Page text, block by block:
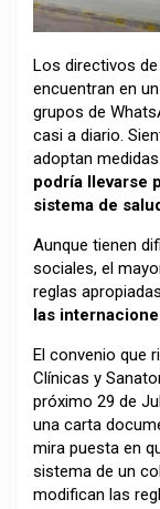
Los directivos
encuentran en
grupos de
casi a diario.
adoptan
podría llevarse
sistema de
Aunque tienen
sociales, el
reglas
las
El convenio que
Clínicas y
próximo 29 de
una carta
mira puesta en
sistema de un
modifican las